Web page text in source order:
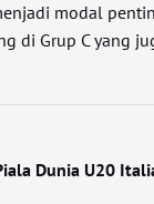
modal
di Grup C yang
Dunia U20